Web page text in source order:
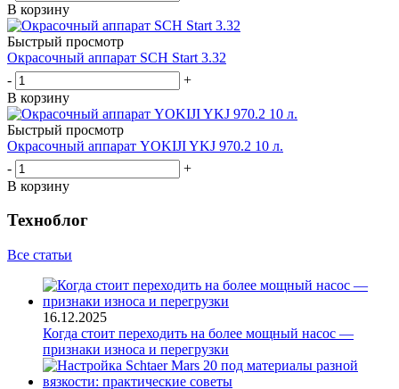
В корзину
Быстрый просмотр
Окрасочный аппарат SCH Start 3.32
-
+
В корзину
Быстрый просмотр
Окрасочный аппарат YOKIJI YKJ 970.2 10 л.
-
+
В корзину
Техноблог
Все статьи
16.12.2025
Когда стоит переходить на более мощный насос —
признаки износа и перегрузки